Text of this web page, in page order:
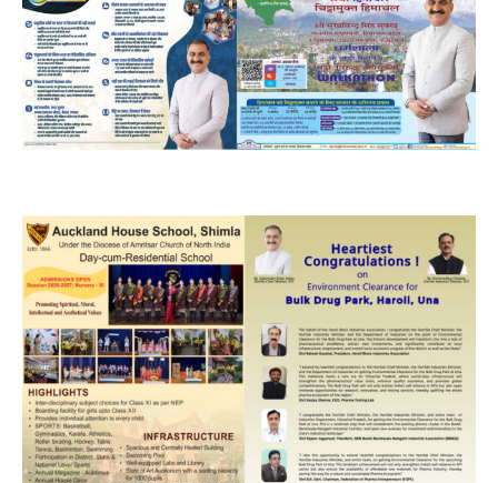
DAILY NEWS BULLETIN
Video
Player